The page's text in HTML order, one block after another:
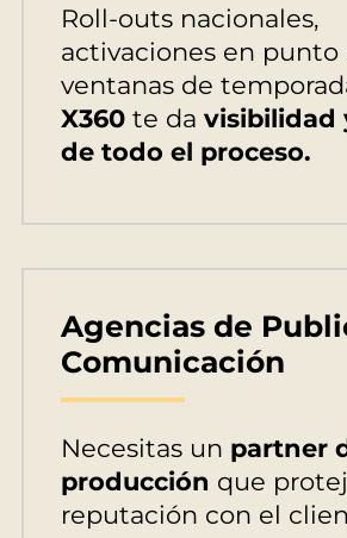
Roll-outs nacionales,
activaciones en punto
ventanas de
X360 te davisibilidad
de todo el proceso.
Agencias de
Comunicación
Necesitas un partner
producción que
reputación con el